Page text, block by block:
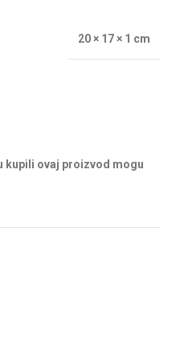
20 × 17 × 1 cm
kupili ovaj proizvod mogu